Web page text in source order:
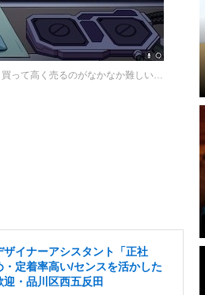
って高く売るのがなかなか難しい…
ザイナーアシスタント「正社
・定着率高い/センスを活かした
・品川区西五反田